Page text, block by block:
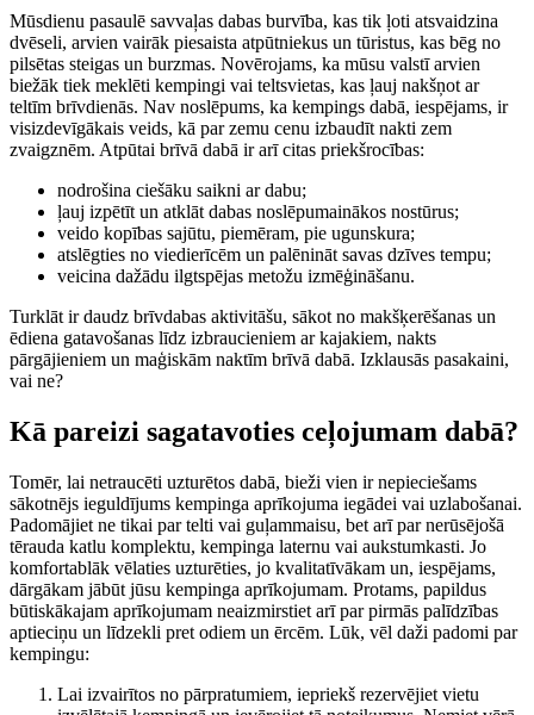
Mūsdienu pasaulē savvaļas dabas burvība, kas tik ļoti atsvaidzina
dvēseli, arvien vairāk piesaista atpūtniekus un tūristus, kas bēg no
pilsētas steigas un burzmas. Novērojams, ka mūsu valstī arvien
biežāk tiek meklēti kempingi vai teltsvietas, kas ļauj nakšņot ar
teltīm brīvdienās. Nav noslēpums, ka kempings dabā, iespējams, ir
visizdevīgākais veids, kā par zemu cenu izbaudīt nakti zem
zvaigznēm. Atpūtai brīvā dabā ir arī citas priekšrocības:
nodrošina ciešāku saikni ar dabu;
ļauj izpētīt un atklāt dabas noslēpumainākos nostūrus;
veido kopības sajūtu, piemēram, pie ugunskura;
atslēgties no viedierīcēm un palēnināt savas dzīves tempu;
veicina dažādu ilgtspējas metožu izmēģināšanu.
Turklāt ir daudz brīvdabas aktivitāšu, sākot no makšķerēšanas un
ēdiena gatavošanas līdz izbraucieniem ar kajakiem, nakts
pārgājieniem un maģiskām naktīm brīvā dabā. Izklausās pasakaini,
vai ne?
Kā pareizi sagatavoties ceļojumam dabā?
Tomēr, lai netraucēti uzturētos dabā, bieži vien ir nepieciešams
sākotnējs ieguldījums kempinga aprīkojuma iegādei vai uzlabošanai.
Padomājiet ne tikai par telti vai guļammaisu, bet arī par nerūsējošā
tērauda katlu komplektu, kempinga laternu vai aukstumkasti. Jo
komfortablāk vēlaties uzturēties, jo kvalitatīvākam un, iespējams,
dārgākam jābūt jūsu kempinga aprīkojumam. Protams, papildus
būtiskākajam aprīkojumam neaizmirstiet arī par pirmās palīdzības
aptieciņu un līdzekli pret odiem un ērcēm. Lūk, vēl daži padomi par
kempingu:
Lai izvairītos no pārpratumiem, iepriekš rezervējiet vietu